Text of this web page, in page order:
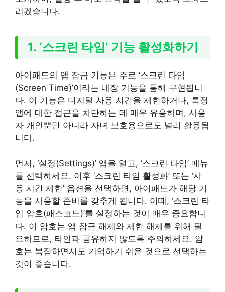
리겠습니다.
1. ‘스크린 타임’ 기능 활성화하기
아이패드의 앱 잠금 기능은 주로 ‘스크린 타임
(Screen Time)’이라는 내장 기능을 통해 구현됩니
다. 이 기능은 디지털 사용 시간을 제한하거나, 특정
앱에 대한 접근을 차단하는 데 매우 유용하며, 사용
자 개인뿐만 아니라 자녀 보호용으로도 널리 활용됩
니다.
먼저, ‘설정(Settings)’ 앱을 열고, ‘스크린 타임’ 메뉴
를 선택하세요. 이후 ‘스크린 타임 활성화’ 또는 ‘사
용 시간 제한’ 옵션을 선택하면, 아이패드가 해당 기
능을 사용할 준비를 갖추게 됩니다. 이때, ‘스크린 타
임 암호(패스코드)’를 설정하는 것이 매우 중요합니
다. 이 암호는 앱 잠금 해제와 제한 해제를 위해 필
요하므로, 타인과 공유하지 않도록 주의하세요. 암
호는 복잡하면서도 기억하기 쉬운 것으로 선택하는
것이 좋습니다.